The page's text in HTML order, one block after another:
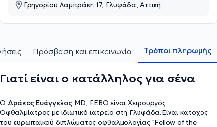
Γρηγορίου Λαμπράκη 17, Γλυφάδα, Αττική
Πρόσβαση και επικοινωνία Τρόποι πληρωμής
Γιατί είναι ο κατάλληλος για σένα
Ο Δράκος Ευάγγελος MD, FEBO είναι Χειρουργός
Οφθαλμίατρος με ιδιωτικό ιατρείο στη Γλυφάδα.Είναι κάτοχος
του ευρωπαϊκού διπλώματος οφθαλμολογίας "Fellow of the